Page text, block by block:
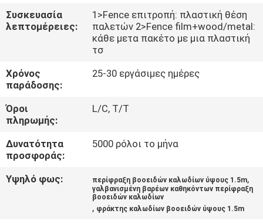
ΣΕ
ΕΠΑΦΉ
ΕΙΔΉΣΕΙΣ
ΈΝΑ
ΑΠΌΣΠΑΣΜΑ
Συσκευασία
λεπτομέρειες:
1>Fence επιτροπή: πλαστική θέση
παλετών 2>Fence film+wood/metal:
κάθε μετα πακέτο με μια πλαστική
τσ
Χρόνος
παράδοσης:
25-30 εργάσιμες ημέρες
Όροι
πληρωμής:
L/C, T/T
Δυνατότητα
προσφοράς:
5000 ρόλοι το μήνα
Υψηλό φως: περίφραξη βοοειδών καλωδίων ύψους 1.5m,
γαλβανισμένη βαρέων καθηκόντων περίφραξη
βοοειδών καλωδίων
, φράκτης καλωδίων βοοειδών ύψους 1.5m